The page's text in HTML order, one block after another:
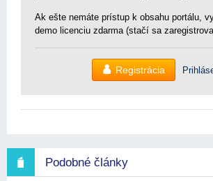
Ak ešte nemáte prístup k obsahu portálu,
demo licenciu zdarma (stačí sa
Registrácia
Podobné články